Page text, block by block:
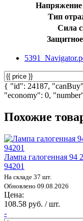
Тип
Сила
{ "id": 24187,
"economy": 0,
Похожие
Лампа галогенная 94
94201
На складе 37 шт.
Обновлено 09.08.2026
Цена:
108.58 руб. / шт.
-